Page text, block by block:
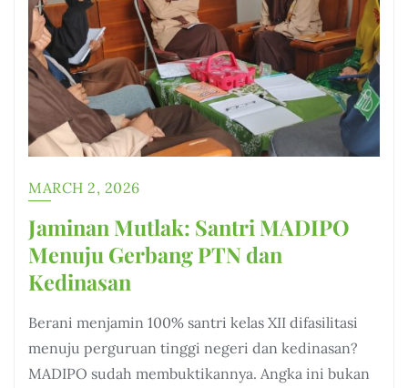
MARCH 2, 2026
Jaminan Mutlak: Santri MADIPO
Menuju Gerbang PTN dan
Kedinasan
Berani menjamin 100% santri kelas XII difasilitasi
menuju perguruan tinggi negeri dan kedinasan?
MADIPO sudah membuktikannya. Angka ini bukan